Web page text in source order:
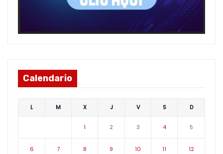
Calendario
L M X J V S D
1 2 3 4 5
6 7 8 9 10 11 12